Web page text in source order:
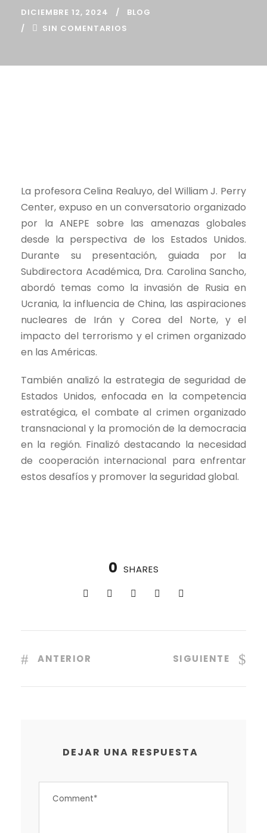
DICIEMBRE 12, 2024
BLOG
SIN COMENTARIOS
La profesora Celina Realuyo, del William J. Perry
Center, expuso en un conversatorio organizado
por la ANEPE sobre las amenazas globales
desde la perspectiva de los Estados Unidos.
Durante su presentación, guiada por la
Subdirectora Académica, Dra. Carolina Sancho,
abordó temas como la invasión de Rusia en
Ucrania, la influencia de China, las aspiraciones
nucleares de Irán y Corea del Norte, y el
impacto del terrorismo y el crimen organizado
en las Américas.
También analizó la estrategia de seguridad de
Estados Unidos, enfocada en la competencia
estratégica, el combate al crimen organizado
transnacional y la promoción de la democracia
en la región. Finalizó destacando la necesidad
de cooperación internacional para enfrentar
estos desafíos y promover la seguridad global.
0 SHARES
ANTERIOR SIGUIENTE
DEJAR UNA RESPUESTA